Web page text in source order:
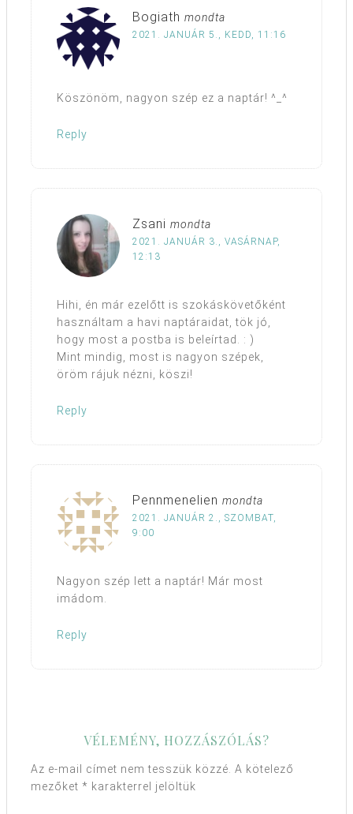
Bogiath mondta
2021. JANUÁR 5., KEDD, 11:16
Köszönöm, nagyon szép ez a naptár! ^_^
Reply
Zsani mondta
2021. JANUÁR 3., VASÁRNAP,
12:13
Hihi, én már ezelőtt is szokáskövetőként
használtam a havi naptáraidat, tök jó,
hogy most a postba is beleírtad. : )
Mint mindig, most is nagyon szépek,
öröm rájuk nézni, köszi!
Reply
Pennmenelien mondta
2021. JANUÁR 2., SZOMBAT,
9:00
Nagyon szép lett a naptár! Már most
imádom.
Reply
VÉLEMÉNY, HOZZÁSZÓLÁS?
Az e-mail címet nem tesszük közzé. A kötelező
mezőket * karakterrel jelöltük